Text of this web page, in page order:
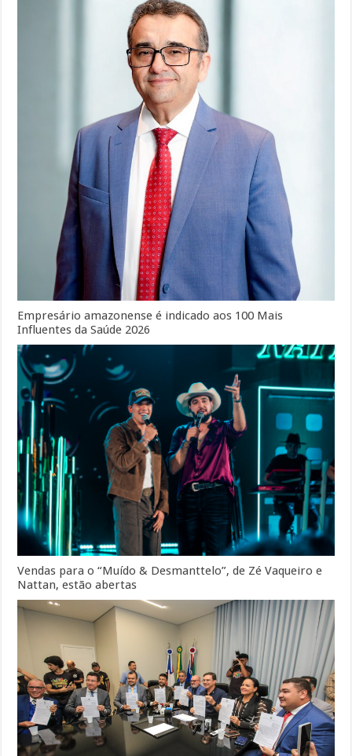
Empresário amazonense é indicado aos 100 Mais
Influentes da Saúde 2026
Vendas para o “Muído & Desmanttelo”, de Zé Vaqueiro e
Nattan, estão abertas